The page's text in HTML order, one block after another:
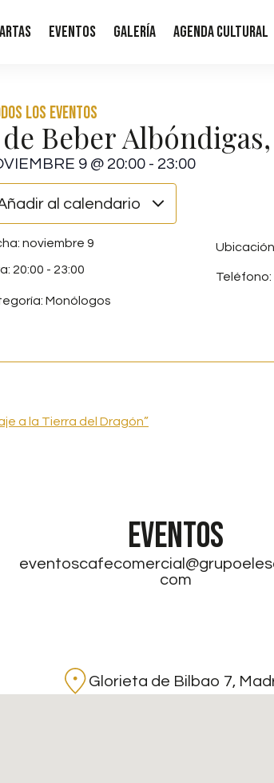
Eventos Galería Agenda Cultural
los eventos
Beber
9 @ 20:00 - 23:00
al calendario
noviembre 9
20:00 - 23:00
Monólogos
Teléfono:
a la Tierra del Dragón”
EVENTOS
com
Glorieta de Bilbao 7,